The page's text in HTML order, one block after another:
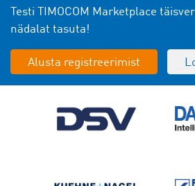
Testi TIMOCOM Marketplace
nädalat tasuta!
Alusta registreerimist